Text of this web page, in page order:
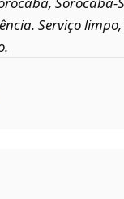
Serviço